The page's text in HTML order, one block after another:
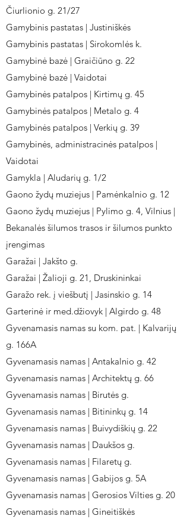
Čiurlionio g. 21/27
Gamybinis pastatas | Justiniškės
Gamybinis pastatas | Sirokomlės k.
Gamybinė bazė | Graičiūno g. 22
Gamybinė bazė | Vaidotai
Gamybinės patalpos | Kirtimų g. 45
Gamybinės patalpos | Metalo g. 4
Gamybinės patalpos | Verkių g. 39
Gamybinės, administracinės patalpos |
Vaidotai
Gamykla | Aludarių g. 1/2
Gaono žydų muziejus | Pamėnkalnio g. 12
Gaono žydų muziejus | Pylimo g. 4, Vilnius |
Bekanalės šilumos trasos ir šilumos punkto
įrengimas
Garažai | Jakšto g.
Garažai | Žalioji g. 21, Druskininkai
Garažo rek. į viešbutį | Jasinskio g. 14
Garterinė ir med.džiovyk | Algirdo g. 48
Gyvenamasis namas su kom. pat. | Kalvarijų
g. 166A
Gyvenamasis namas | Antakalnio g. 42
Gyvenamasis namas | Architektų g. 66
Gyvenamasis namas | Birutės g.
Gyvenamasis namas | Bitininkų g. 14
Gyvenamasis namas | Buivydiškių g. 22
Gyvenamasis namas | Daukšos g.
Gyvenamasis namas | Filaretų g.
Gyvenamasis namas | Gabijos g. 5A
Gyvenamasis namas | Gerosios Vilties g. 20
Gyvenamasis namas | Gineitiškės